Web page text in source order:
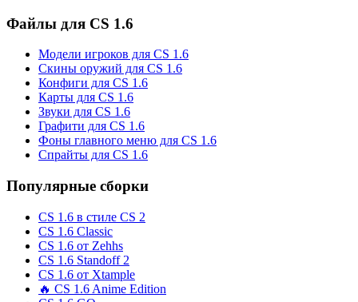
Файлы для CS 1.6
Модели игроков для CS 1.6
Скины оружий для CS 1.6
Конфиги для CS 1.6
Карты для CS 1.6
Звуки для CS 1.6
Графити для CS 1.6
Фоны главного меню для CS 1.6
Спрайты для CS 1.6
Популярные сборки
CS 1.6 в стиле CS 2
CS 1.6 Classic
CS 1.6 от Zehhs
CS 1.6 Standoff 2
CS 1.6 от Xtample
🔥 CS 1.6 Anime Edition